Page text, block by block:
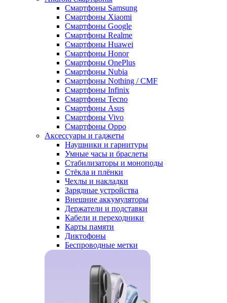
Смартфоны Samsung
Смартфоны Xiaomi
Смартфоны Google
Смартфоны Realme
Смартфоны Huawei
Смартфоны Honor
Смартфоны OnePlus
Смартфоны Nubia
Смартфоны Nothing / CMF
Смартфоны Infinix
Смартфоны Tecno
Смартфоны Asus
Смартфоны Vivo
Смартфоны Oppo
Аксессуары и гаджеты
Наушники и гарнитуры
Умные часы и браслеты
Стабилизаторы и моноподы
Стёкла и плёнки
Чехлы и накладки
Зарядные устройства
Внешние аккумуляторы
Держатели и подставки
Кабели и переходники
Карты памяти
Диктофоны
Беспроводные метки